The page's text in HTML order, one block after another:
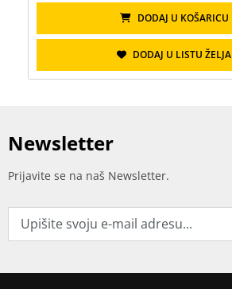
DODAJ U KOŠARICU
DODAJ U LISTU ŽELJA
Newsletter
Prijavite se na naš Newsletter.